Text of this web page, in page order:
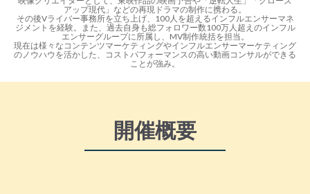
アップ現代」などの再現ドラマの制作に携わる。
その後Vライバー事務所を立ち上げ、100人を超えるインフルエンサーマネ
ジメントを経験。また、過去自身も総フォロワー数100万人超えのインフル
エンサーグループに所属し、MV制作統括を担当。
現在は様々なコンテンツマーケティングやインフルエンサーマーケティング
のノウハウを活かした、コストパフォーマンスの高い動画コンサルができる
ことが強み。
開催概要